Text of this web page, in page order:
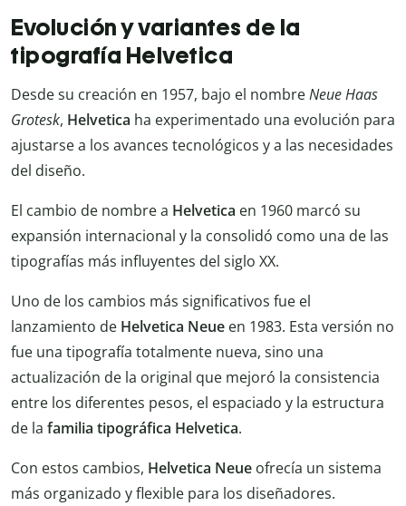
Evolución y variantes de la
tipografía Helvetica
Desde su creación en 1957, bajo el nombreNeue Haas
Grotesk, Helvetica ha experimentado una evolución para
ajustarse a los avances tecnológicos y a las necesidades
del diseño.
El cambio de nombre a Helvetica en 1960 marcó su
expansión internacional y la consolidó como una de las
tipografías más influyentes del siglo XX.
Uno de los cambios más significativos fue el
lanzamiento de Helvetica Neue en 1983. Esta versión no
fue una tipografía totalmente nueva, sino una
actualización de la original que mejoró la consistencia
entre los diferentes pesos, el espaciado y la estructura
de la familia tipográfica Helvetica.
Con estos cambios, Helvetica Neue ofrecía un sistema
más organizado y flexible para los diseñadores.